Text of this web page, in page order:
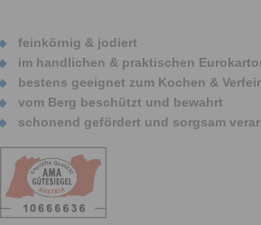
feinkörnig & jodiert
im handlichen & praktischen
bestens geeignet zum Kochen &
vom Berg beschützt und bewahrt
schonend gefördert und sorgsam